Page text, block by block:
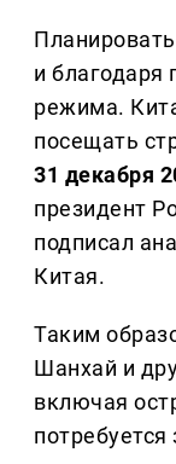
и благодаря
режима.
посещать
31 декабря
президент
подписал
Китая.
Таким
Шанхай и
включая